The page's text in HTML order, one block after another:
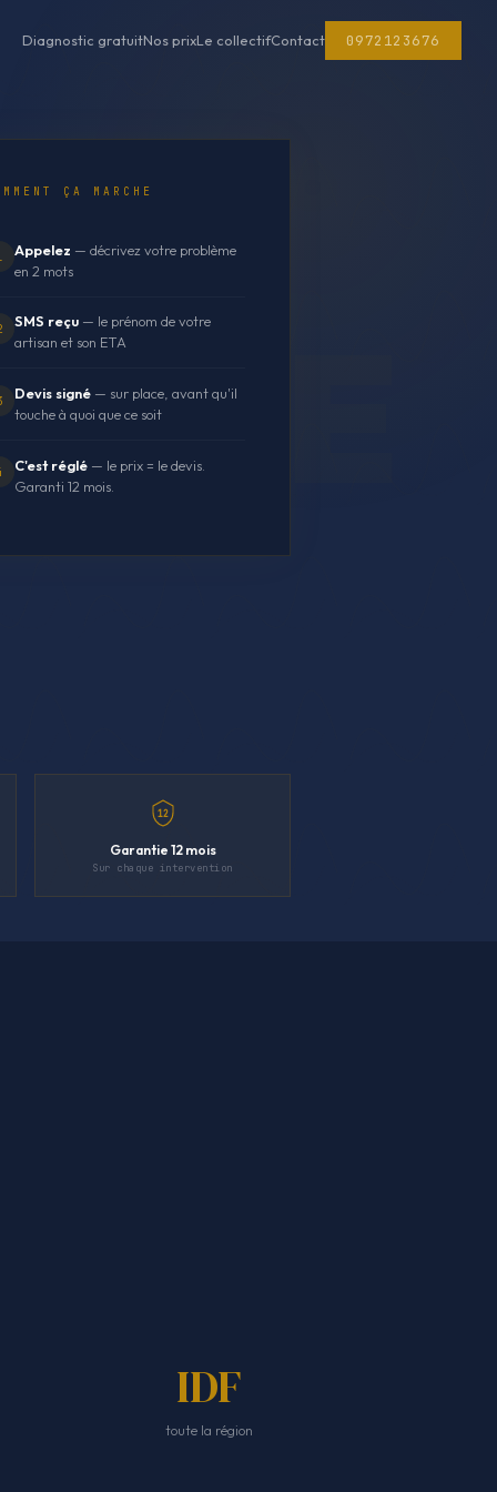
Diagnostic gratuitNos prixLe collectifContact 0972123676
ÇA MARCHE
Appelez — décrivez votre problème
en 2 mots
SMS reçu — le prénom de votre
artisan et son ETA
Devis signé — sur place, avant qu'il
touche à quoi que ce soit
C'est réglé — le prix = le devis.
Garanti 12 mois.
12
Garantie 12 mois
Sur chaque intervention
IDF
toute la région